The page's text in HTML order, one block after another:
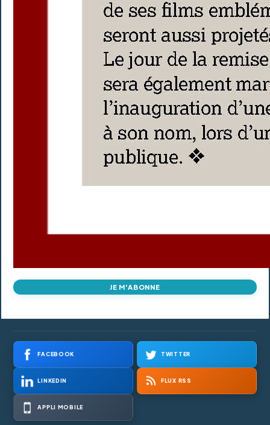
JE M'ABONNE
FACEBOOK TWITTER
LINKEDIN FLUX RSS
APPLI MOBILE